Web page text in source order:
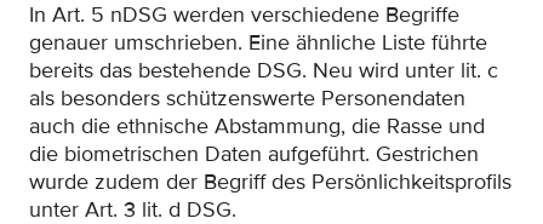
In Art. 5 nDSG werden verschiedene Begriffe
genauer umschrieben. Eine ähnliche Liste führte
bereits das bestehende DSG. Neu wird unter lit. c
als besonders schützenswerte Personendaten
auch die ethnische Abstammung, die Rasse und
die biometrischen Daten aufgeführt. Gestrichen
wurde zudem der Begriff des Persönlichkeitsprofils
unter Art. 3 lit. d DSG.